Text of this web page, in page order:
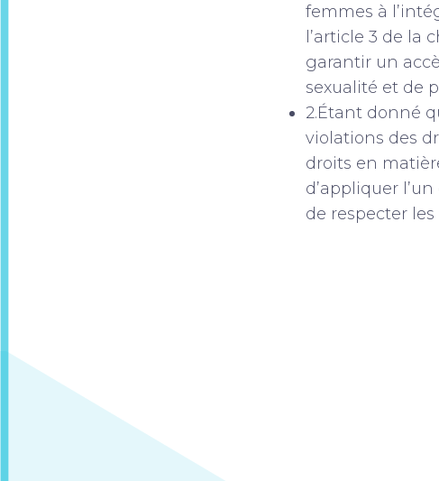
femmes à
l’article 3 de la
garantir un
sexualité et de
2.Étant donné
violations des
droits en
d’appliquer
de respecter